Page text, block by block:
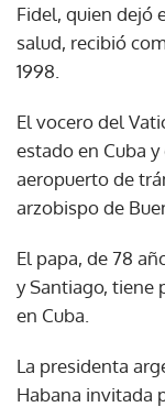
Fidel, quien dejó
salud, recibió
1998.
El vocero del
estado en Cuba
aeropuerto de
arzobispo de
El papa, de 78
y Santiago, tiene
en Cuba.
La presidenta
Habana invitada